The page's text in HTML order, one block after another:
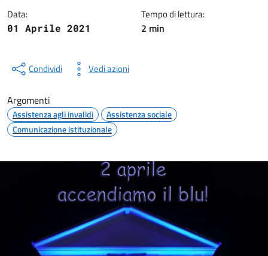
Data:
01 Aprile 2021
Tempo di lettura:
2 min
Condividi Vedi azioni
Argomenti
Assistenza agli invalidi
Assistenza sociale
Comunicazione istituzionale